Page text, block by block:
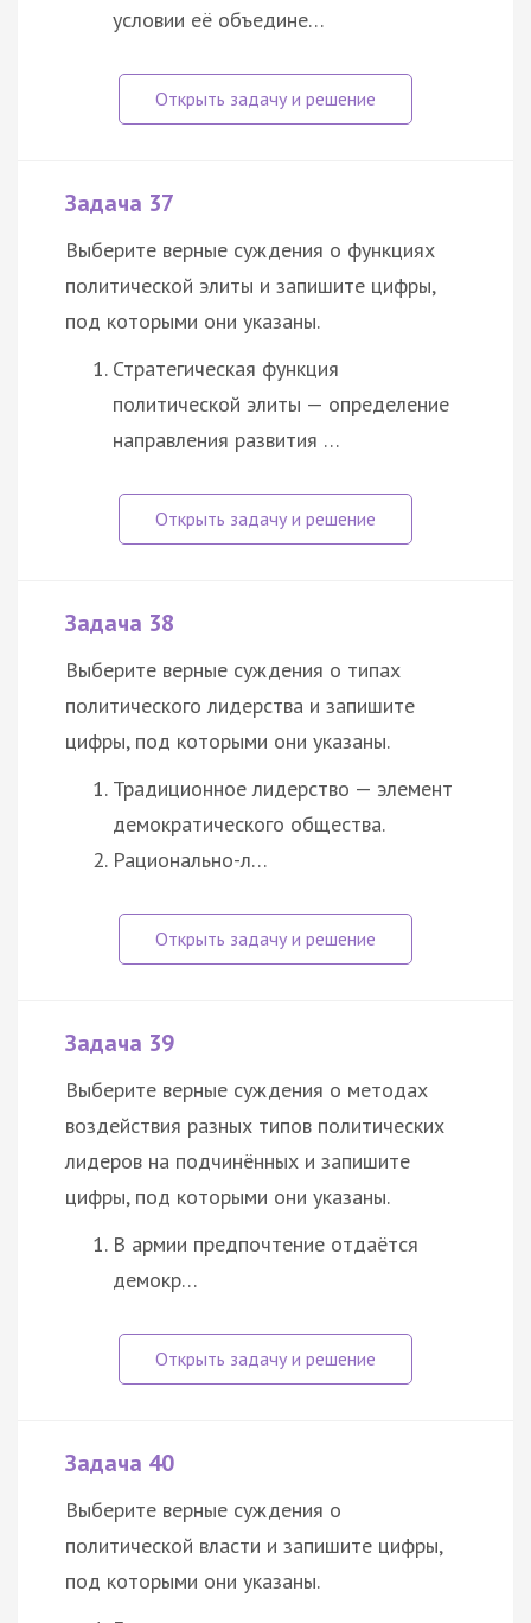
условии её объедине…
Задача 37
Выберите верные суждения о функциях
политической элиты и запишите цифры,
под которыми они указаны.
Стратегическая функция
политической элиты — определение
направления развития …
Задача 38
Выберите верные суждения о типах
политического лидерства и запишите
цифры, под которыми они указаны.
Традиционное лидерство — элемент
демократического общества.
Рационально-л…
Задача 39
Выберите верные суждения о методах
воздействия разных типов политических
лидеров на подчинённых и запишите
цифры, под которыми они указаны.
В армии предпочтение отдаётся
демокр…
Задача 40
Выберите верные суждения о
политической власти и запишите цифры,
под которыми они указаны.